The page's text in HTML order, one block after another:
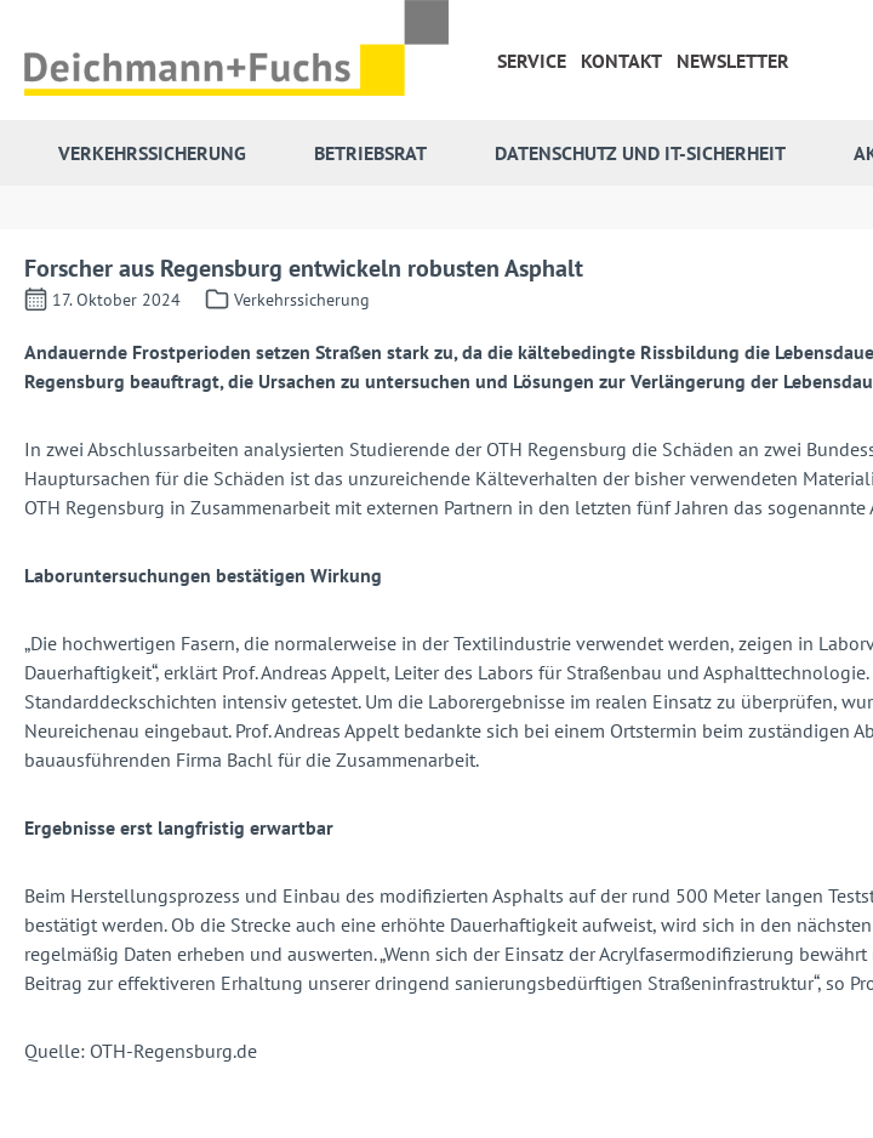
SERVICE
KONTAKT NEWSLETTER
VERKEHRSSICHERUNG BETRIEBSRAT DATENSCHUTZ UND IT-SICHERHEIT
Forscher aus Regensburg entwickeln robusten Asphalt
17. Oktober 2024 Verkehrssicherung
Andauernde Frostperioden setzen Straßen stark zu, da die kältebedingte Rissbildung die
Regensburg beauftragt, die Ursachen zu untersuchen und Lösungen zur Verlängerung der
In zwei Abschlussarbeiten analysierten Studierende der OTH Regensburg die Schäden an zwei
Hauptursachen für die Schäden ist das unzureichende Kälteverhalten der bisher verwendeten
OTH Regensburg in Zusammenarbeit mit externen Partnern in den letzten fünf Jahren das
Laboruntersuchungen bestätigen Wirkung
„Die hochwertigen Fasern, die normalerweise in der Textilindustrie verwendet werden, zeigen in
Dauerhaftigkeit“, erklärt Prof. Andreas Appelt, Leiter des Labors für Straßenbau und
Standarddeckschichten intensiv getestet. Um die Laborergebnisse im realen Einsatz zu überprüfen,
Neureichenau eingebaut. Prof. Andreas Appelt bedankte sich bei einem Ortstermin beim zuständigen
bauausführenden Firma Bachl für die Zusammenarbeit.
Ergebnisse erst langfristig erwartbar
Beim Herstellungsprozess und Einbau des modifizierten Asphalts auf der rund 500 Meter langen
bestätigt werden. Ob die Strecke auch eine erhöhte Dauerhaftigkeit aufweist, wird sich in den
regelmäßig Daten erheben und auswerten. „Wenn sich der Einsatz der Acrylfasermodifizierung
Beitrag zur effektiveren Erhaltung unserer dringend sanierungsbedürftigen Straßeninfrastruktur“, so
Quelle: OTH-Regensburg.de